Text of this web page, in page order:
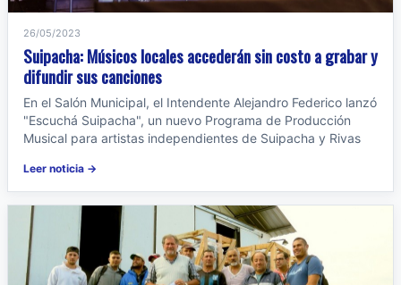
26/05/2023
Suipacha: Músicos locales accederán sin costo a grabar y
difundir sus canciones
En el Salón Municipal, el Intendente Alejandro Federico lanzó
"Escuchá Suipacha", un nuevo Programa de Producción
Musical para artistas independientes de Suipacha y Rivas
Leer noticia →